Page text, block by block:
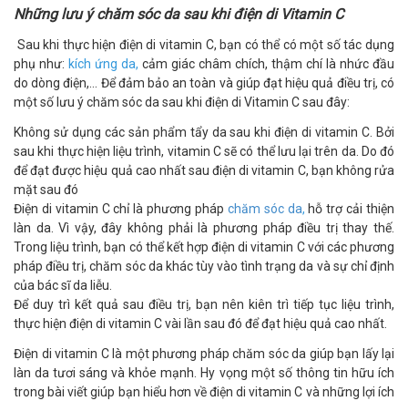
Những lưu ý chăm sóc da sau khi điện di Vitamin C
Sau khi thực hiện điện di vitamin C, bạn có thể có một số tác dụng
phụ như: kích ứng da, cảm giác châm chích, thậm chí là nhức đầu
do dòng điện,… Để đảm bảo an toàn và giúp đạt hiệu quả điều trị, có
một số lưu ý chăm sóc da sau khi điện di Vitamin C sau đây:
Không sử dụng các sản phẩm tẩy da sau khi điện di vitamin C. Bởi
sau khi thực hiện liệu trình, vitamin C sẽ có thể lưu lại trên da. Do đó
để đạt được hiệu quả cao nhất sau điện di vitamin C, bạn không rửa
mặt sau đó
Điện di vitamin C chỉ là phương pháp chăm sóc da, hỗ trợ cải thiện
làn da. Vì vậy, đây không phải là phương pháp điều trị thay thế.
Trong liệu trình, bạn có thể kết hợp điện di vitamin C với các phương
pháp điều trị, chăm sóc da khác tùy vào tình trạng da và sự chỉ định
của bác sĩ da liễu.
Để duy trì kết quả sau điều trị, bạn nên kiên trì tiếp tục liệu trình,
thực hiện điện di vitamin C vài lần sau đó để đạt hiệu quả cao nhất.
Điện di vitamin C là một phương pháp chăm sóc da giúp bạn lấy lại
làn da tươi sáng và khỏe mạnh. Hy vọng một số thông tin hữu ích
trong bài viết giúp bạn hiểu hơn về điện di vitamin C và những lợi ích